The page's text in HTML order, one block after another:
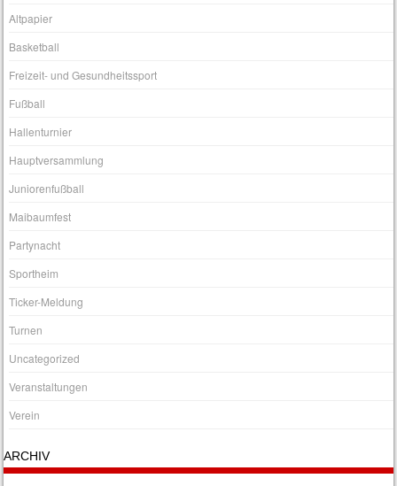
Altpapier
Basketball
Freizeit- und Gesundheitssport
Fußball
Hallenturnier
Hauptversammlung
Juniorenfußball
Maibaumfest
Partynacht
Sportheim
Ticker-Meldung
Turnen
Uncategorized
Veranstaltungen
Verein
ARCHIV